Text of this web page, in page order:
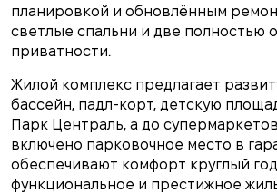
планировкой и обновлённым
светлые спальни и две полностью
приватности.
Жилой комплекс предлагает
бассейн, падл-корт, детскую
Парк Централь, а до
включено парковочное место в
обеспечивают комфорт круглый
функциональное и престижное